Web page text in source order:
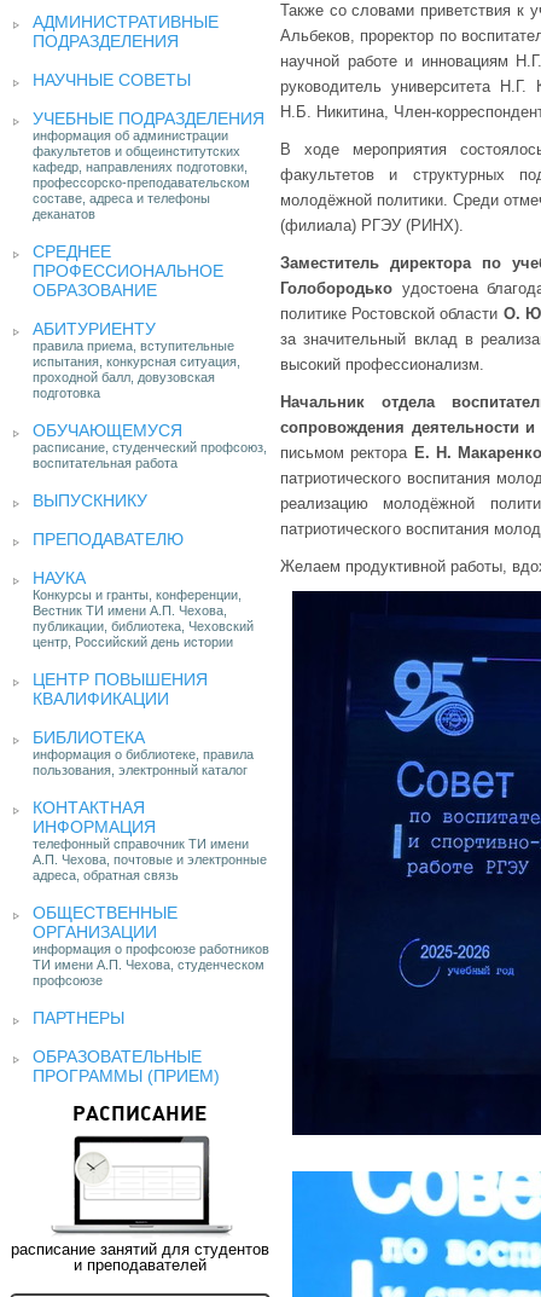
АДМИНИСТРАТИВНЫЕ
ПОДРАЗДЕЛЕНИЯ
НАУЧНЫЕ СОВЕТЫ
УЧЕБНЫЕ ПОДРАЗДЕЛЕНИЯ
информация об администрации
факультетов и общеинститутских
кафедр, направлениях подготовки,
профессорско-преподавательском
составе, адреса и телефоны
деканатов
СРЕДНЕЕ
ПРОФЕССИОНАЛЬНОЕ
ОБРАЗОВАНИЕ
АБИТУРИЕНТУ
правила приема, вступительные
испытания, конкурсная ситуация,
проходной балл, довузовская
подготовка
ОБУЧАЮЩЕМУСЯ
расписание, студенческий профсоюз,
воспитательная работа
ВЫПУСКНИКУ
ПРЕПОДАВАТЕЛЮ
НАУКА
Конкурсы и гранты, конференции,
Вестник ТИ имени А.П. Чехова,
публикации, библиотека, Чеховский
центр, Российский день истории
ЦЕНТР ПОВЫШЕНИЯ
КВАЛИФИКАЦИИ
БИБЛИОТЕКА
информация о библиотеке, правила
пользования, электронный каталог
КОНТАКТНАЯ
ИНФОРМАЦИЯ
телефонный справочник ТИ имени
А.П. Чехова, почтовые и электронные
адреса, обратная связь
ОБЩЕСТВЕННЫЕ
ОРГАНИЗАЦИИ
информация о профсоюзе работников
ТИ имени А.П. Чехова, студенческом
профсоюзе
ПАРТНЕРЫ
ОБРАЗОВАТЕЛЬНЫЕ
ПРОГРАММЫ (ПРИЕМ)
РАСПИСАНИЕ
расписание занятий для студентов
и преподавателей
Также со словами приветствия к
Альбеков, проректор по
научной работе и инновациям
руководитель университета Н.Г.
Н.Б. Никитина, Член-
В ходе мероприятия
факультетов и структурных
молодёжной политики. Среди
(филиала) РГЭУ (РИНХ).
Заместитель директора по
Голобородько удостоена
политике Ростовской области О.
за значительный вклад в
высокий профессионализм.
Начальник отдела
сопровождения деятельности
письмом ректора Е. Н.
патриотического воспитания
реализацию молодёжной
патриотического воспитания
Желаем продуктивной работы,